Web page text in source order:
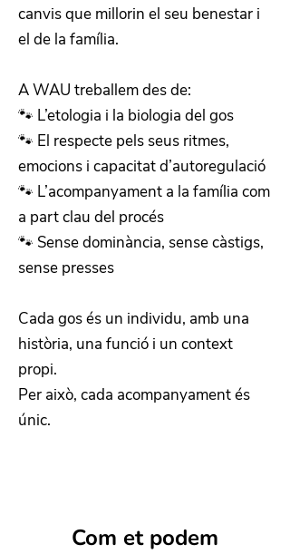
canvis que millorin el seu benestar i
el de la família.
A WAU treballem des de:
🐾 L’etologia i la biologia del gos
🐾 El respecte pels seus ritmes,
emocions i capacitat d’autoregulació
🐾 L’acompanyament a la família com
a part clau del procés
🐾 Sense dominància, sense càstigs,
sense presses
Cada gos és un individu, amb una
història, una funció i un context
propi.
Per això, cada acompanyament és
únic.
Com et podem